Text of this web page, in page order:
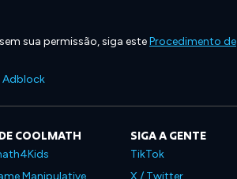
sua permissão, siga esteProcedimento de
Adblock
COOLMATH
Manipulative
SIGA A GENTE
TikTok
X / Twitter